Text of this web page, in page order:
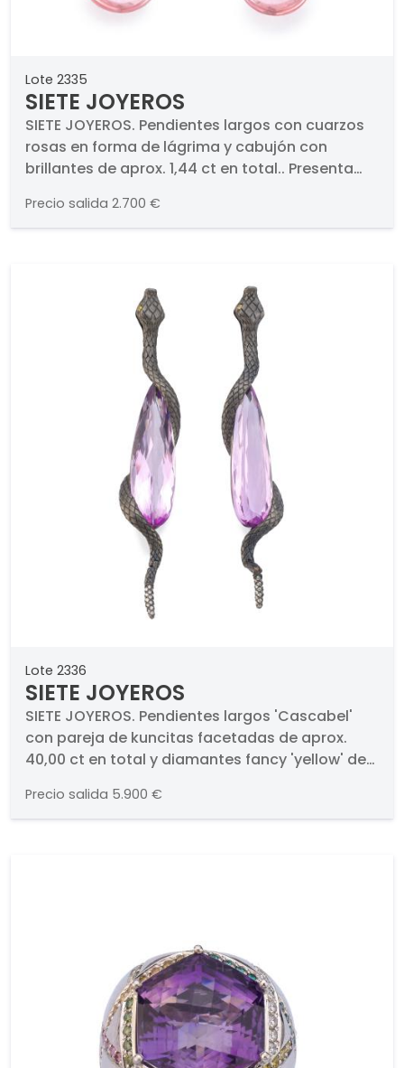
Lote 2335
SIETE JOYEROS
SIETE JOYEROS. Pendientes largos con cuarzos
rosas en forma de lágrima y cabujón con
brillantes de aprox. 1,44 ct en total.. Presenta
cuarzos rosa, siendo el cuarzo del remate de
mayor tamaño. En montura de oro blanco de
Precio salida 2.700 €
Lote 2336
SIETE JOYEROS
SIETE JOYEROS. Pendientes largos 'Cascabel'
con pareja de kuncitas facetadas de aprox.
40,00 ct en total y diamantes fancy 'yellow' de
0,27 ct en total. . Presenta una kuncita talla
perilla con la serpiente enroscada, realizada en
Precio salida 5.900 €